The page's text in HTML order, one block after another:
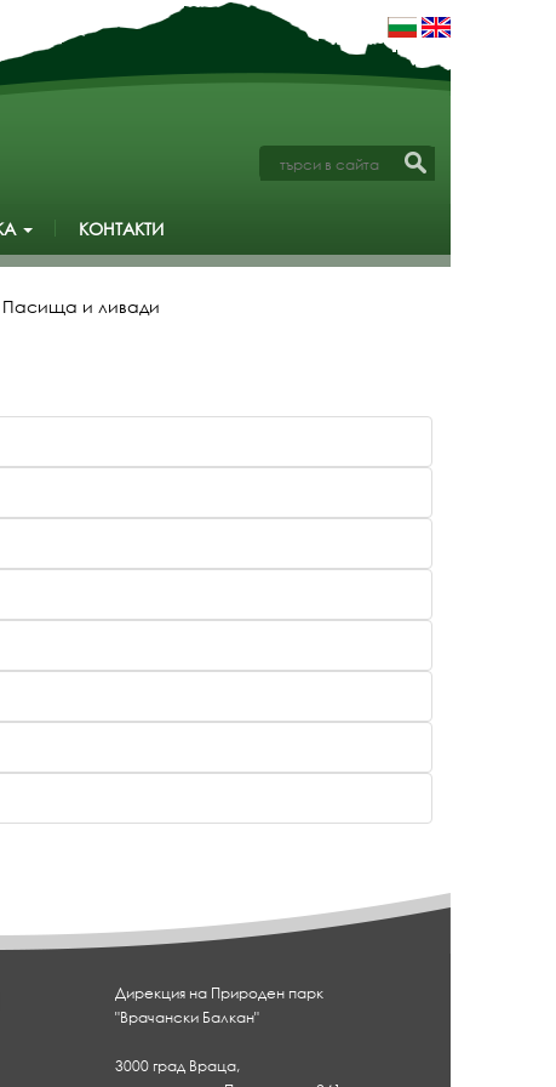
КОНТАКТИ
Пасища и ливади
Дирекция на Природен парк
"Врачански Балкан"
3000 град Враца,